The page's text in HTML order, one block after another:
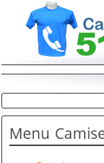
Menu